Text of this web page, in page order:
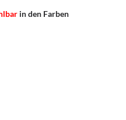
in den Farben